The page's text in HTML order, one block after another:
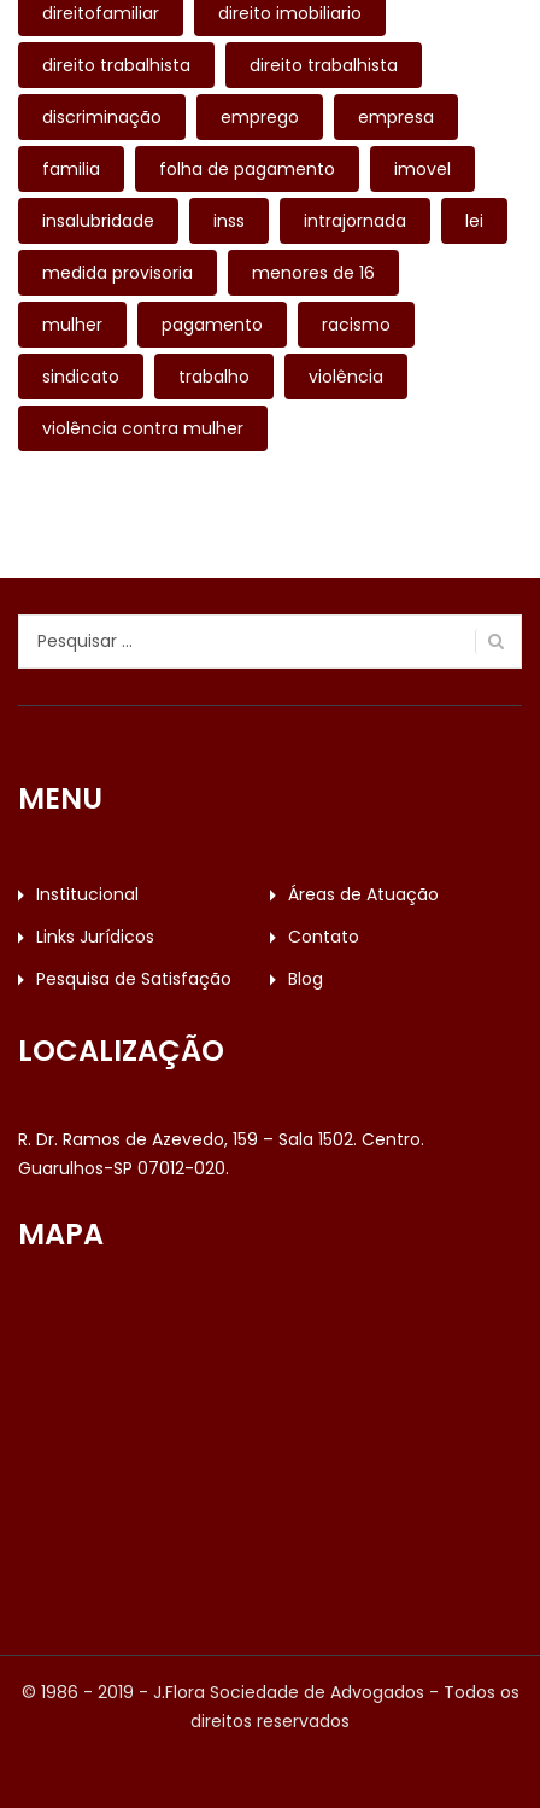
direitofamiliar direito imobiliario
direito trabalhista direito trabalhista
discriminação emprego empresa
familia folha de pagamento imovel
insalubridade inss intrajornada lei
medida provisoria menores de 16
mulher pagamento racismo
sindicato trabalho violência
violência contra mulher
Pesquisar
MENU
Institucional
Áreas de Atuação
Links Jurídicos
Contato
Pesquisa de Satisfação
Blog
LOCALIZAÇÃO
R. Dr. Ramos de Azevedo, 159 – Sala 1502. Centro.
Guarulhos-SP 07012-020.
MAPA
© 1986 - 2019 - J.Flora Sociedade de Advogados - Todos os
direitos reservados